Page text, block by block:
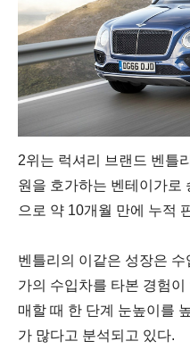
2위는 럭셔리 브랜드 벤틀
원을 호가하는 벤테이가로
으로 약 10개월 만에 누적
벤틀리의 이같은 성장은
가의 수입차를 타본 경험
매할 때 한 단계 눈높이를
가 많다고 분석되고 있다.